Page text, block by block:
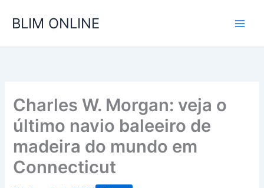
para
conteúdo
BLIM ONLINE
Charles W. Morgan: veja o
último navio baleeiro de
madeira do mundo em
Connecticut